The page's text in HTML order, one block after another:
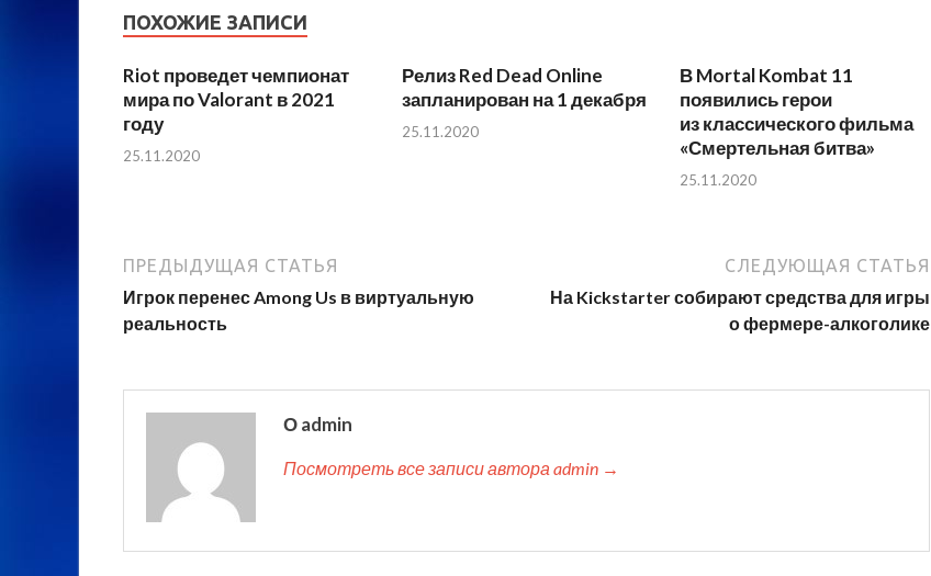
ПОХОЖИЕ ЗАПИСИ
Riot проведет чемпионат
мира по Valorant в 2021
году
25.11.2020
Релиз Red Dead Online
запланирован на 1 декабря
25.11.2020
В Mortal Kombat 11
появились герои
из классического фильма
«Смертельная битва»
25.11.2020
ПРЕДЫДУЩАЯ СТАТЬЯ
Игрок перенес Among Us в виртуальную
реальность
СЛЕДУЮЩАЯ СТАТЬЯ
На Kickstarter собирают средства для игры
о фермере-алкоголике
О admin
Посмотреть все записи автора admin →